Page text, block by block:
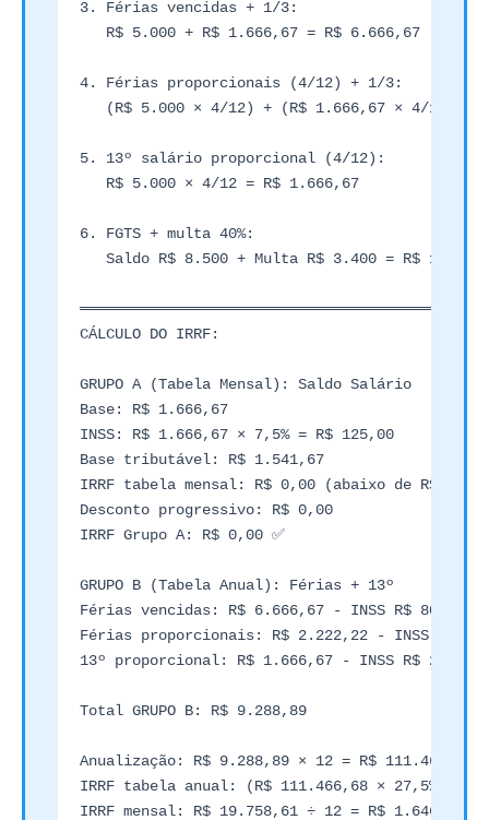
3. Férias vencidas + 1/3:
   R$ 5.000 + R$ 1.666,67 = R$ 6.666,67
4. Férias proporcionais (4/12) + 1/3:
(R$ 5.000 × 4/12) + (R$ 1.666,67 × 4/12) =
5. 13º salário proporcional (4/12):
   R$ 5.000 × 4/12 = R$ 1.666,67
6. FGTS + multa 40%:
Saldo R$ 8.500 + Multa R$ 3.400 = R$ 11.900
CÁLCULO DO IRRF:
GRUPO A (Tabela Mensal): Saldo Salário
Base: R$ 1.666,67
INSS: R$ 1.666,67 × 7,5% = R$ 125,00
Base tributável: R$ 1.541,67
IRRF tabela mensal: R$ 0,00 (abaixo de R$
Desconto progressivo: R$ 0,00
IRRF Grupo A: R$ 0,00 ✅
GRUPO B (Tabela Anual): Férias + 13º
Férias vencidas: R$ 6.666,67 - INSS R$ 800 =
Férias proporcionais: R$ 2.222,22 - INSS R$
13º proporcional: R$ 1.666,67 - INSS R$ 200 =
Total GRUPO B: R$ 9.288,89
Anualização: R$ 9.288,89 × 12 = R$ 111.466,68
IRRF tabela anual: (R$ 111.466,68 × 27,5%) -
IRRF mensal: R$ 19.758,61 ÷ 12 = R$ 1.646,55